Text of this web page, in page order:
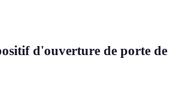
d'ouverture de porte de